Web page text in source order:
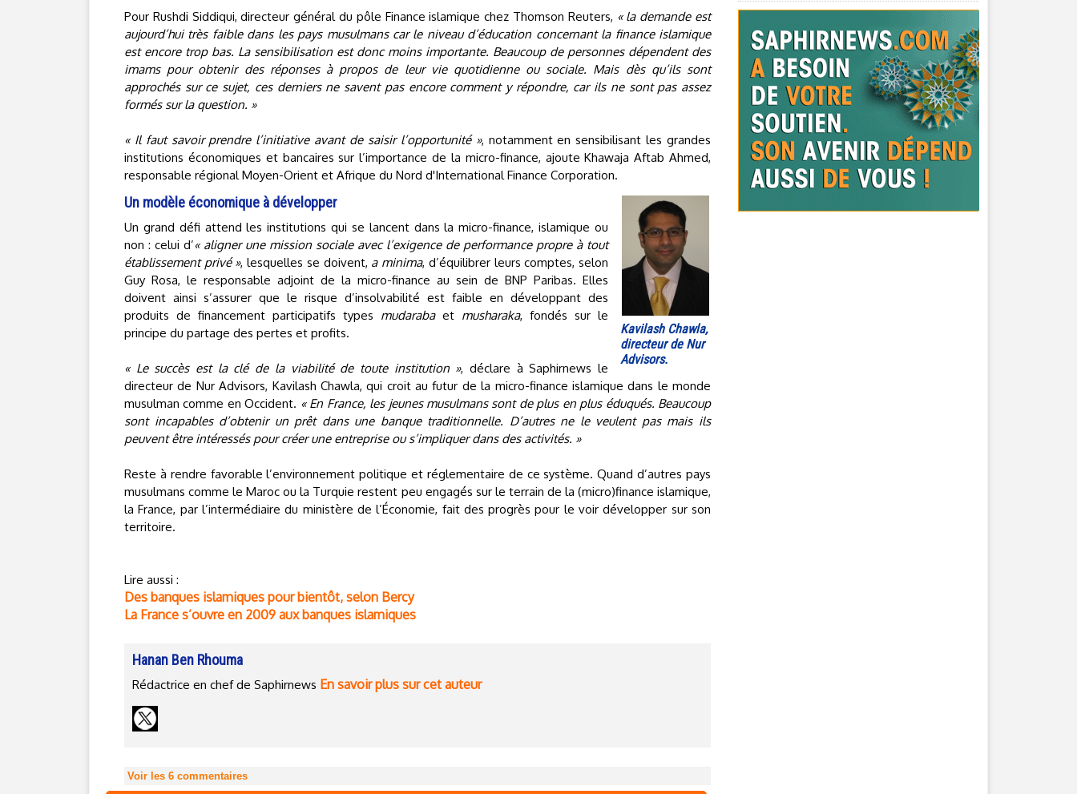
Pour Rushdi Siddiqui, directeur général du pôle Finance islamique chez Thomson Reuters, « la demande est
aujourd’hui très faible dans les pays musulmans car le niveau d’éducation concernant la finance islamique
est encore trop bas. La sensibilisation est donc moins importante. Beaucoup de personnes dépendent des
imams pour obtenir des réponses à propos de leur vie quotidienne ou sociale. Mais dès qu’ils sont
approchés sur ce sujet, ces derniers ne savent pas encore comment y répondre, car ils ne sont pas assez
formés sur la question. »
« Il faut savoir prendre l’initiative avant de saisir l’opportunité », notamment en sensibilisant les grandes
institutions économiques et bancaires sur l’importance de la micro-finance, ajoute Khawaja Aftab Ahmed,
responsable régional Moyen-Orient et Afrique du Nord d'International Finance Corporation.
Kavilash Chawla,
directeur de Nur
Advisors.
Un modèle économique à développer
Un grand défi attend les institutions qui se lancent dans la micro-finance, islamique ou
non : celui d’« aligner une mission sociale avec l’exigence de performance propre à tout
établissement privé », lesquelles se doivent, a minima, d’équilibrer leurs comptes, selon
Guy Rosa, le responsable adjoint de la micro-finance au sein de BNP Paribas. Elles
doivent ainsi s’assurer que le risque d’insolvabilité est faible en développant des
produits de financement participatifs types mudarabaet musharaka, fondés sur le
principe du partage des pertes et profits.
« Le succès est la clé de la viabilité de toute institution », déclare à Saphirnews le
directeur de Nur Advisors, Kavilash Chawla, qui croit au futur de la micro-finance islamique dans le monde
musulman comme en Occident. « En France, les jeunes musulmans sont de plus en plus éduqués. Beaucoup
sont incapables d’obtenir un prêt dans une banque traditionnelle. D’autres ne le veulent pas mais ils
peuvent être intéressés pour créer une entreprise ou s’impliquer dans des activités. »
Reste à rendre favorable l’environnement politique et réglementaire de ce système. Quand d’autres pays
musulmans comme le Maroc ou la Turquie restent peu engagés sur le terrain de la (micro)finance islamique,
la France, par l’intermédiaire du ministère de l’Économie, fait des progrès pour le voir développer sur son
territoire.
Lire aussi :
Des banques islamiques pour bientôt, selon Bercy
La France s’ouvre en 2009 aux banques islamiques
Hanan Ben Rhouma
Rédactrice en chef de Saphirnews En savoir plus sur cet auteur
Voir les 6 commentaires